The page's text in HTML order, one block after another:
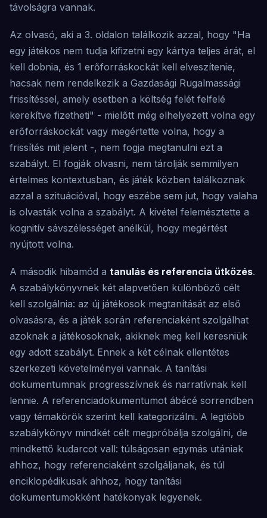
távolságra vannak.
Az olvasó, aki a 3. oldalon találkozik azzal, hogy "Ha
egy játékos nem tudja kifizetni egy kártya teljes árát, el
kell dobnia, és 1 erőforráskockát kell elveszítenie,
hacsak nem rendelkezik a Gazdasági Rugalmassági
frissítéssel, amely esetben a költség felét felfelé
kerekítve fizetheti" - mielőtt még elhelyezett volna egy
erőforráskockát vagy megértette volna, hogy a
frissítés mit jelent -, nem fogja megtanulni ezt a
szabályt. El fogják olvasni, nem tárolják semmilyen
értelmes kontextusban, és játék közben találkoznak
azzal a szituációval, hogy eszébe sem jut, hogy valaha
is olvasták volna a szabályt. A kivétel felemésztette a
kognitív sávszélességet anélkül, hogy megértést
nyújtott volna.
A második hibamód a tanulás és referencia ütközés.
A szabálykönyvnek két alapvetően különböző célt
kell szolgálnia: az új játékosok megtanítását az első
olvasásra, és a játék során referenciaként szolgálhat
azoknak a játékosoknak, akiknek meg kell keresniük
egy adott szabályt. Ennek a két célnak ellentétes
szerkezeti követelményei vannak. A tanítási
dokumentumnak progresszívnek és narratívnak kell
lennie. A referenciadokumentumot ábécé sorrendben
vagy témakörök szerint kell kategorizálni. A legtöbb
szabálykönyv mindkét célt megpróbálja szolgálni, de
mindkettő kudarcot vall: túlságosan egymás utániak
ahhoz, hogy referenciaként szolgáljanak, és túl
enciklopédikusak ahhoz, hogy tanítási
dokumentumokként hatékonyak legyenek.